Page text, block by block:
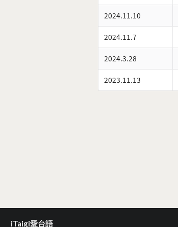
2024.11.10
2024.11.7
2024.3.28
2023.11.13
iTaigi愛台語